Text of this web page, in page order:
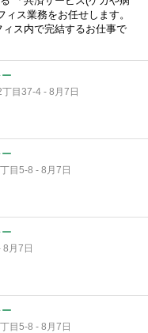
ス業務をお任せします。
ス内で完結するお仕事で
目37-4 - 8月7日
目5-8 - 8月7日
月7日
目5-8 - 8月7日